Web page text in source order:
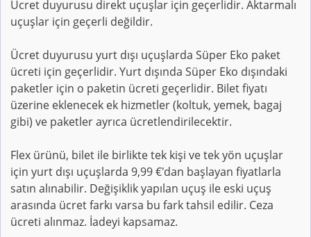
Ücret duyurusu direkt uçuşlar için geçerlidir. Aktarmalı
uçuşlar için geçerli değildir.
Ücret duyurusu yurt dışı uçuşlarda Süper Eko paket
ücreti için geçerlidir. Yurt dışında Süper Eko dışındaki
paketler için o paketin ücreti geçerlidir. Bilet fiyatı
üzerine eklenecek ek hizmetler (koltuk, yemek, bagaj
gibi) ve paketler ayrıca ücretlendirilecektir.
Flex ürünü, bilet ile birlikte tek kişi ve tek yön uçuşlar
için yurt dışı uçuşlarda 9,99 €'dan başlayan fiyatlarla
satın alınabilir. Değişiklik yapılan uçuş ile eski uçuş
arasında ücret farkı varsa bu fark tahsil edilir. Ceza
ücreti alınmaz. İadeyi kapsamaz.